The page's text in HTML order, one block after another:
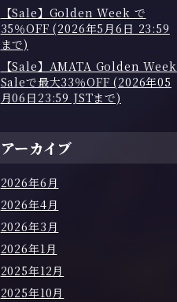
【Sale】Golden Week で
35％OFF (2026年5月6日 23:59
まで)
【Sale】AMATA Golden Week
Saleで最大33％OFF (2026年05
月06日23:59 JSTまで)
アーカイブ
2026年6月
2026年4月
2026年3月
2026年1月
2025年12月
2025年10月